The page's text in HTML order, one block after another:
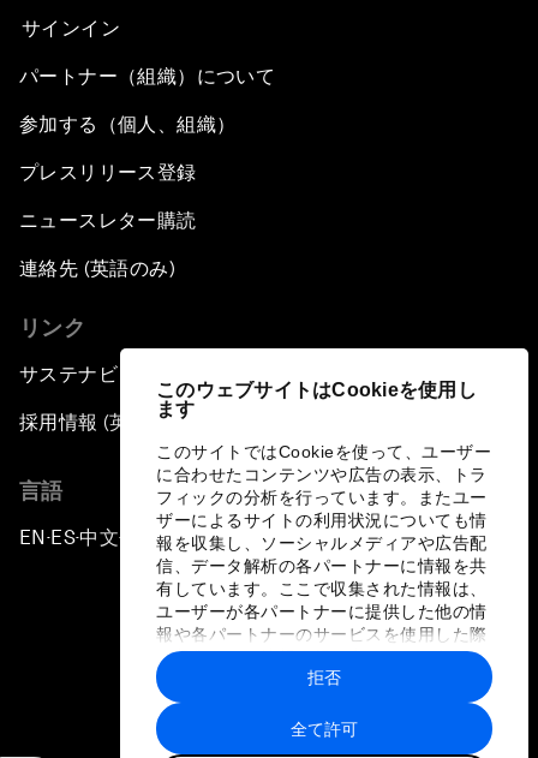
このウェブサイトはCookieを使用し
ます
このサイトではCookieを使って、ユーザー
に合わせたコンテンツや広告の表示、トラ
フィックの分析を行っています。またユー
ザーによるサイトの利用状況についても情
報を収集し、ソーシャルメディアや広告配
信、データ解析の各パートナーに情報を共
有しています。ここで収集された情報は、
ユーザーが各パートナーに提供した他の情
報や各パートナーのサービスを使用した際
に収集された情報と組み合わされ、各パー
トナーによって使用されることがありま
す。
全て許可
拒否
サインイン
パートナー（組織）について
参加する（個人、組織）
プレスリリース登録
ニュースレター購読
連絡先 (英語のみ)
リンク
サステナビリティへの取り組み
採用情報 (英語のみ)
言語
EN ▪ES▪中文▪ 日本語
プライバシーポリシーと利用規約
サイトマップ